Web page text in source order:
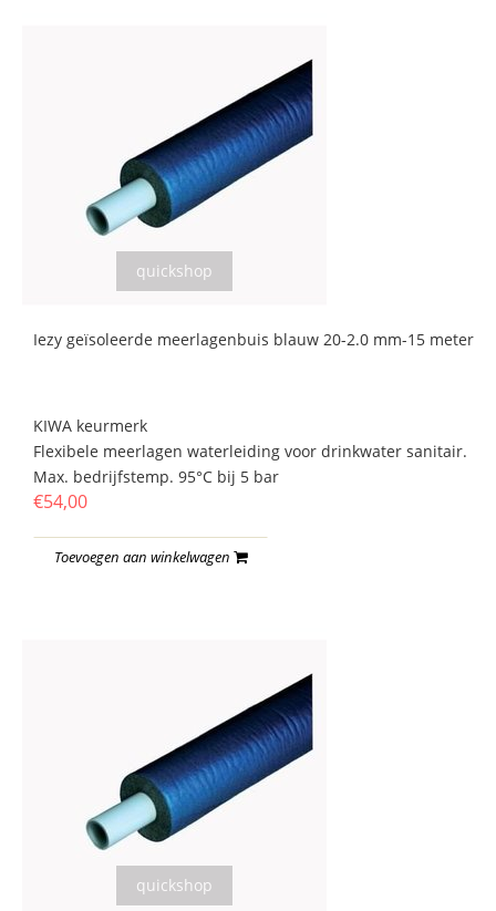
quickshop
Iezy geïsoleerde meerlagenbuis blauw 20-2.0 mm-15 meter
KIWA keurmerk
Flexibele meerlagen waterleiding voor drinkwater sanitair.
Max. bedrijfstemp. 95°C bij 5 bar
€54,00
Toevoegen aan winkelwagen
quickshop